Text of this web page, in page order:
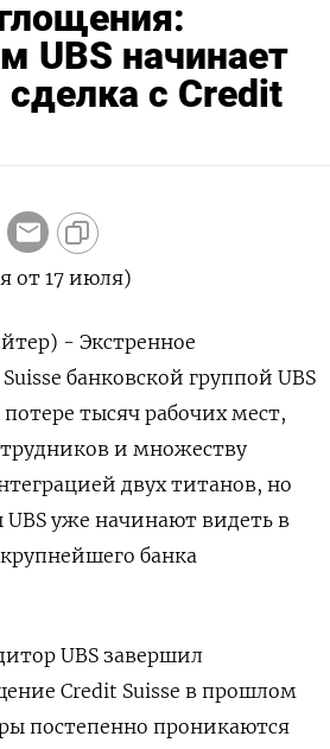
UBS начинает
сделка с Credit
от 17 июля)
- Экстренное
банковской группой UBS
тысяч рабочих мест,
и множеству
двух титанов, но
уже начинают видеть в
банка
UBS завершил
Credit Suisse в прошлом
постепенно проникаются